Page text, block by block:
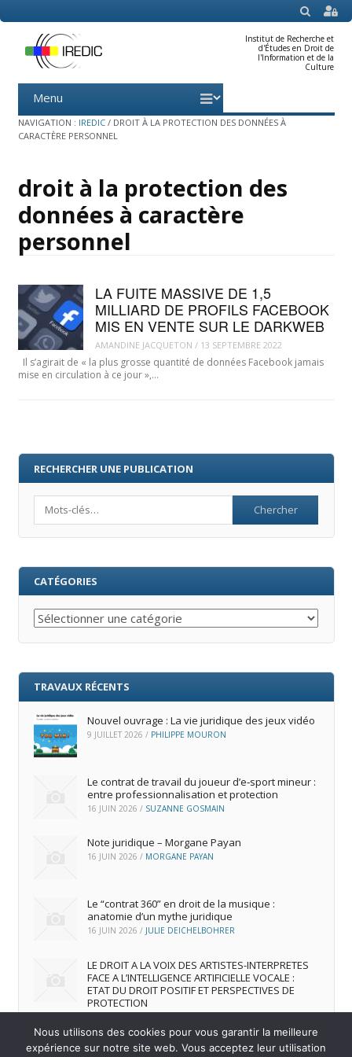
SEARCH
Institut de Recherche et
d'Études en Droit de
l'Information et de la
Culture
Menu
content
NAVIGATION : IREDIC / DROIT À LA PROTECTION DES DONNÉES À
CARACTÈRE PERSONNEL
droit à la protection des
données à caractère
personnel
LA FUITE MASSIVE DE 1,5
MILLIARD DE PROFILS FACEBOOK
MIS EN VENTE SUR LE DARKWEB
AMANDINE JACQUETON / 13 SEPTEMBRE 2022
Il s’agirait de « la plus grosse quantité de données Facebook jamais
mise en circulation à ce jour »,…
RECHERCHER UNE PUBLICATION
CATÉGORIES
Catégories
TRAVAUX RÉCENTS
Nouvel ouvrage : La vie juridique des jeux vidéo
9 JUILLET 2026 / PHILIPPE MOURON
Le contrat de travail du joueur d’e‑sport mineur :
entre professionnalisation et protection
16 JUIN 2026 / SUZANNE GOSMAIN
Note juridique – Morgane Payan
16 JUIN 2026 / MORGANE PAYAN
Le “contrat 360” en droit de la musique :
anatomie d’un mythe juridique
16 JUIN 2026 / JULIE DEICHELBOHRER
LE DROIT A LA VOIX DES ARTISTES-INTERPRETES
FACE A L’INTELLIGENCE ARTIFICIELLE VOCALE :
ETAT DU DROIT POSITIF ET PERSPECTIVES DE
PROTECTION
Nous utilisons des cookies pour vous garantir la meilleure
expérience sur notre site web. Vous acceptez leur utilisation